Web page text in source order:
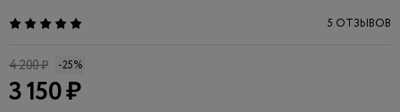
5 ОТЗЫВОВ
4 200 ₽ -25%
3 150 ₽